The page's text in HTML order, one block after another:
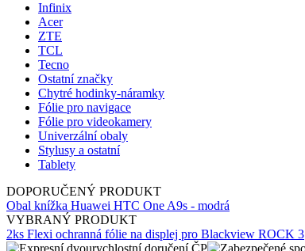
Infinix
Acer
ZTE
TCL
Tecno
Ostatní značky
Chytré hodinky-náramky
Fólie pro navigace
Fólie pro videokamery
Univerzální obaly
Stylusy a ostatní
Tablety
DOPORUČENÝ PRODUKT
Obal knížka Huawei HTC One A9s - modrá
VYBRANÝ PRODUKT
2ks Flexi ochranná fólie na displej pro Blackview ROCK 3